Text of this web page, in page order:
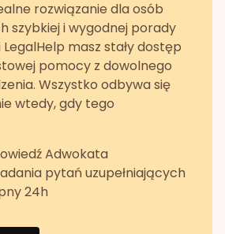
rozwiązanie dla osób
szybkiej i wygodnej porady
masz stały dostęp
pomocy z dowolnego
Wszystko odbywa się
wtedy, gdy tego
Adwokata
pytań uzupełniających
24h